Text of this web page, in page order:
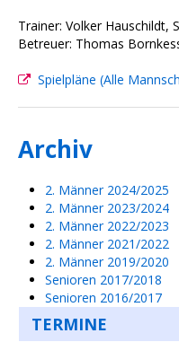
Trainer: Volker Hauschildt,
Betreuer: Thomas
Spielpläne (Alle
Archiv
2. Männer 2024/2025
2. Männer 2023/2024
2. Männer 2022/2023
2. Männer 2021/2022
2. Männer 2019/2020
Senioren 2017/2018
Senioren 2016/2017
TERMINE